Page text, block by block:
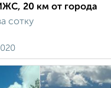
20 км от города
сотку